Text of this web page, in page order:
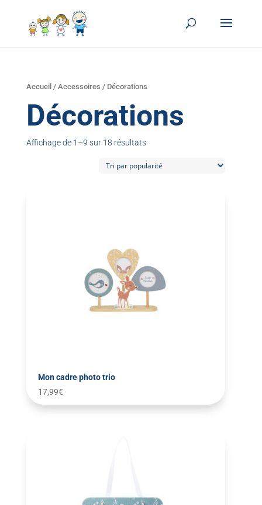
Accueil / Accessoires / Décorations
Décorations
Affichage de 1–9 sur 18 résultats
Mon cadre photo trio
17,99€